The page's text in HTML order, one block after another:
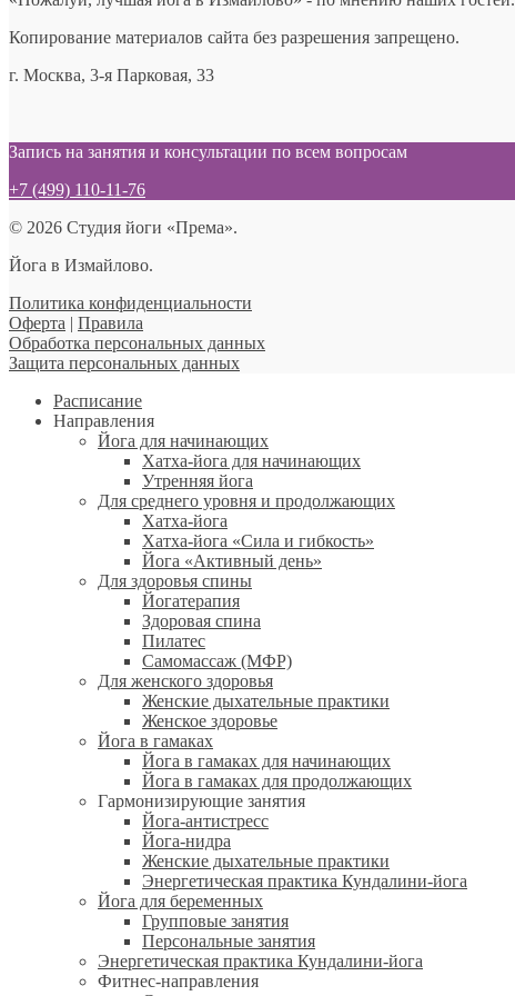
Копирование материалов сайта без разрешения запрещено.
г. Москва, 3-я Парковая, 33
Запись на занятия и консультации по всем вопросам
+7 (499) 110-11-76
© 2026 Студия йоги «Према».
Йога в Измайлово.
Политика конфиденциальности
Оферта | Правила
Обработка персональных данных
Защита персональных данных
Расписание
Направления
Йога для начинающих
Хатха-йога для начинающих
Утренняя йога
Для среднего уровня и продолжающих
Хатха-йога
Хатха-йога «Сила и гибкость»
Йога «Активный день»
Для здоровья спины
Йогатерапия
Здоровая спина
Пилатес
Самомассаж (МФР)
Для женского здоровья
Женские дыхательные практики
Женское здоровье
Йога в гамаках
Йога в гамаках для начинающих
Йога в гамаках для продолжающих
Гармонизирующие занятия
Йога-антистресс
Йога-нидра
Женские дыхательные практики
Энергетическая практика Кундалини-йога
Йога для беременных
Групповые занятия
Персональные занятия
Энергетическая практика Кундалини-йога
Фитнес-направления